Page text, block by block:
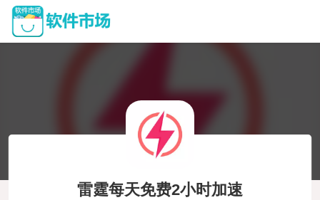
雷霆每天免费2小时加速